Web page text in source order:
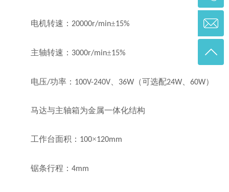
电机转速： 20000r/min±15%
主轴转速： 3000r/min±15%
电压/功率： 100V-240V 36W （可选配24W 60W）
马达与主轴箱为金属一体化结构
工作台面积： 100×120mm
锯条行程： 4mm